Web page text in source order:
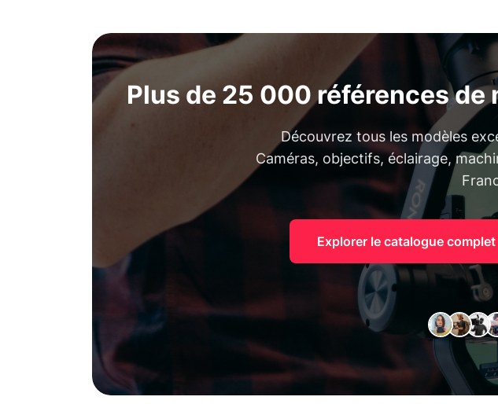
Plus de 25 000 références
Découvrez tous les modèles
Caméras, objectifs, éclairage,
Explorer le catalogue complet